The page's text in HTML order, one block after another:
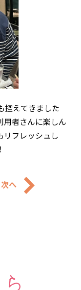
控えてきました
用者さんに楽しん
リフレッシュし
次へ